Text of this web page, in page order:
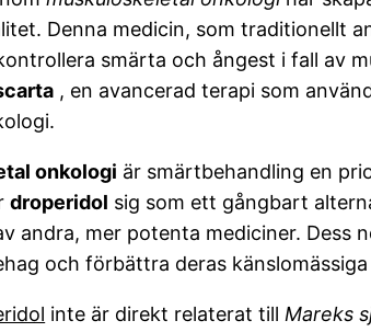
Denna medicin, som traditionellt
smärta och ångest i fall av
, en avancerad terapi som
onkologi är smärtbehandling en
droperidol sig som ett gångbart
andra, mer potenta mediciner. Dess
och förbättra deras
inte är direkt relaterat tillMareks